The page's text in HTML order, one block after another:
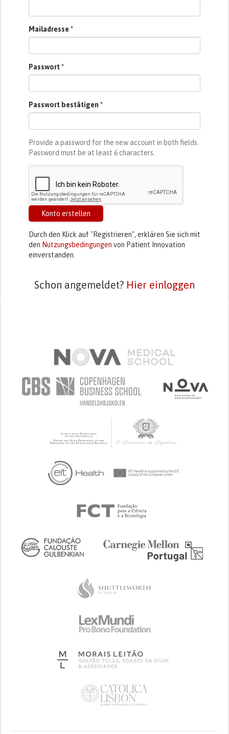
Mailadresse *
Passwort*
Passwort bestätigen*
Provide a password for the new account in both fields.
Password must be at least 6characters.
Konto erstellen
Durch den Klick auf "Registrieren", erklären Sie sich mit
den Nutzungsbedingungen von Patient Innovation
einverstanden.
Schon angemeldet? Hier einloggen